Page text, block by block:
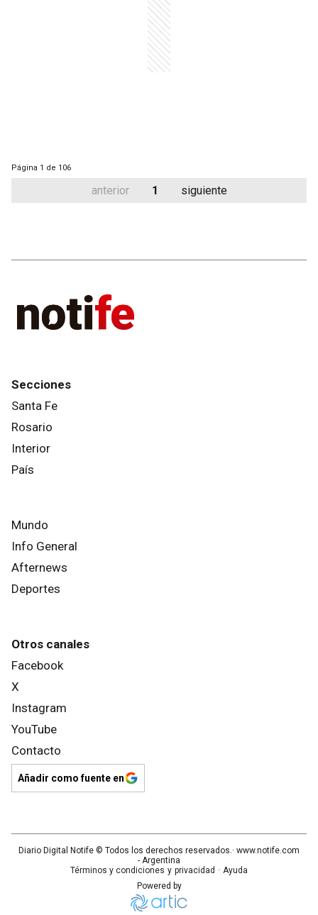
Página 1 de 106
anterior 1 siguiente
Secciones
Santa Fe
Rosario
Interior
País
Mundo
Info General
Afternews
Deportes
Otros canales
Facebook
X
Instagram
YouTube
Contacto
Añadir como fuente en
Diario Digital Notife © Todos los derechos reservados.· www.notife.com
- Argentina
Términos y condiciones y privacidad · Ayuda
Powered by